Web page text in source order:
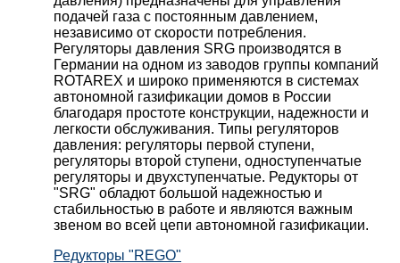
подачей газа с постоянным давлением,
независимо от скорости потребления.
Регуляторы давления SRG производятся в
Германии на одном из заводов группы компаний
ROTAREX и широко применяются в системах
автономной газификации домов в России
благодаря простоте конструкции, надежности и
легкости обслуживания. Типы регуляторов
давления: регуляторы первой ступени,
регуляторы второй ступени, одноступенчатые
регуляторы и двухступенчатые. Редукторы от
"SRG" обладют большой надежностью и
стабильностью в работе и являются важным
звеном во всей цепи автономной газификации.
Редукторы "REGO"